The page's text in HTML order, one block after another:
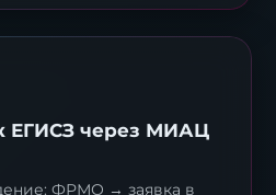
ЕГИСЗ через МИАЦ
ФРМО → заявка в